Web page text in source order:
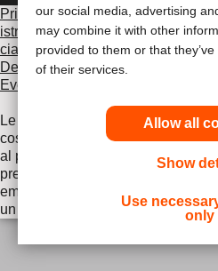
our social media, advertising
may combine it with other
provided to them or that
of their services.
Allow all
Show
Use
only
Prima di utilizzare uno dei prodotti
istruzioni d'uso contenute nel
ciascun prodotto, che include le
Descrizione, Controindicazioni,
Eventi avversi e Istruzioni d'uso
Le informazioni fornite nel
costituiscono un parere medico,
al proprio medico curante o ad
presenti informazioni non devono
emergenze. In caso di
un medico.